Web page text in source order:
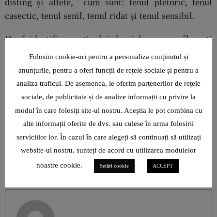
casectic, tenul senil, tenul ridat și tenul sensibil.
După identificarea tipului de piele pe care îl aveți
nu vă rămâne decât să
faceți alegerile potrivite a
produselor de îngrijire , hidratare, demachiere
pentru a obține un corp frumos și o piele în care să
vă simțiți bine.
sursa foto: pinterest.com
Folosim cookie-uri pentru a personaliza conținutul și
anunțurile, pentru a oferi funcții de rețele sociale și pentru a
analiza traficul. De asemenea, le oferim partenerilor de rețele
sociale, de publicitate și de analize informații cu privire la
modul în care folosiți site-ul nostru. Aceștia le pot combina cu
alte informații oferite de dvs. sau culese în urma folosirii
serviciilor lor. În cazul în care alegeți să continuați să utilizați
website-ul nostru, sunteți de acord cu utilizarea modulelor
noastre cookie.
Setări cookie ACCEPT